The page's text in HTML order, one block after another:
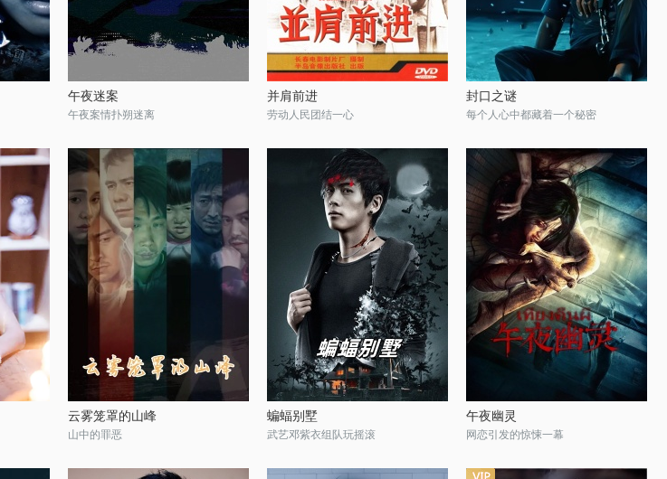
午夜迷案
午夜案情扑朔迷离
并肩前进
劳动人民团结一心
封口之谜
每个人心中都藏着一个秘密
云雾笼罩的山峰
山中的罪恶
蝙蝠别墅
武艺邓紫衣组队玩摇滚
午夜幽灵
网恋引发的惊悚一幕